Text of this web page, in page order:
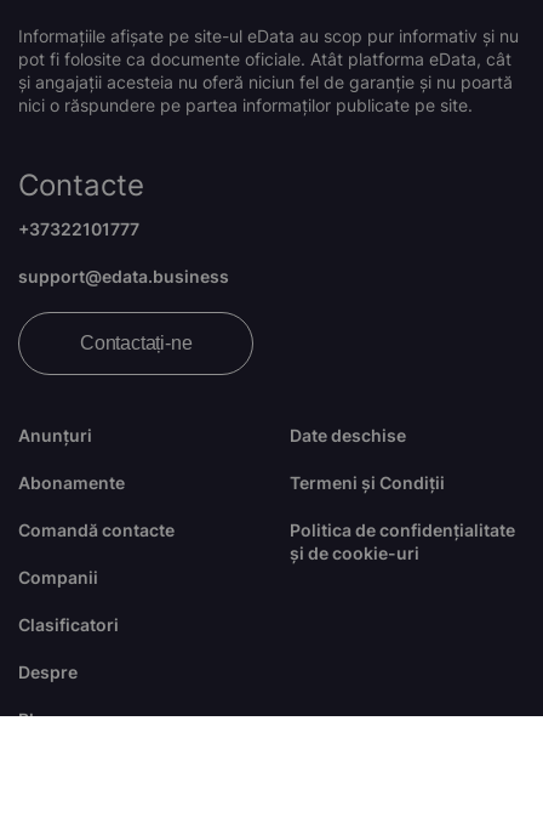
Informațiile afișate pe site-ul eData au scop pur informativ și nu
pot fi folosite ca documente oficiale. Atât platforma eData, cât
și angajații acesteia nu oferă niciun fel de garanție și nu poartă
nici o răspundere pe partea informaților publicate pe site.
Anunțuri
Abonamente
Comandă contacte
Companii
Clasificatori
Despre
Blog
Date deschise
Termeni și Condiții
Politica de confidențialitate
și de cookie-uri
Contacte
+37322101777
support@edata.business
Contactați-ne